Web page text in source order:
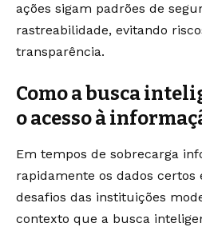
ações sigam padrões de
rastreabilidade, evitando
transparência.
Como a busca
o acesso à
Em tempos de sobrecarga
rapidamente os dados
desafios das instituições
contexto que a busca